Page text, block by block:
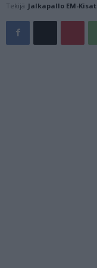
Tekijä Jalkapallo EM-Kisat